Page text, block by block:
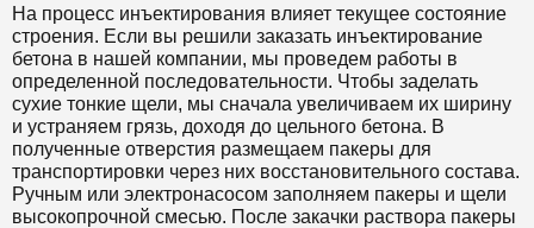
На процесс инъектирования влияет текущее состояние
строения. Если вы решили заказать инъектирование
бетона в нашей компании, мы проведем работы в
определенной последовательности. Чтобы заделать
сухие тонкие щели, мы сначала увеличиваем их ширину
и устраняем грязь, доходя до цельного бетона. В
полученные отверстия размещаем пакеры для
транспортировки через них восстановительного состава.
Ручным или электронасосом заполняем пакеры и щели
высокопрочной смесью. После закачки раствора пакеры